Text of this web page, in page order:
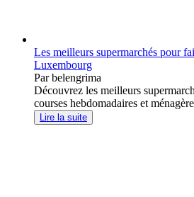
Les meilleurs supermarchés pour
Luxembourg
Par belengrima
Découvrez les meilleurs
courses hebdomadaires et
Lire la suite